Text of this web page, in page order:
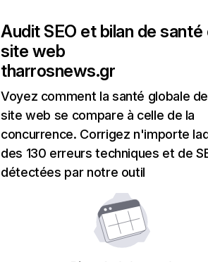
Audit SEO et bilan de santé
site web
tharrosnews.gr
Voyez comment la santé globale
site web se compare à celle de la
concurrence. Corrigez n'importe
des 130 erreurs techniques et de
détectées par notre outil